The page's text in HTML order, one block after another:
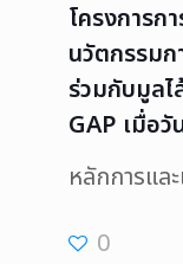
โครงการก
นวัตกรรม
ร่วมกับมูล
GAP เมื่อ
หลักการแล
0